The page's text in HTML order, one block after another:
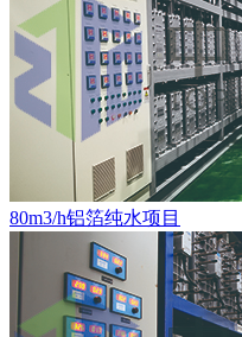
80m3/h铝箔纯水项目